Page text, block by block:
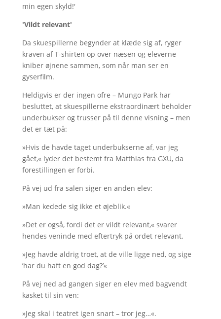
min egen skyld!'
'Vildt relevant'
Da skuespillerne begynder at klæde sig af, ryger
kraven af T-shirten op over næsen og eleverne
kniber øjnene sammen, som når man ser en
gyserfilm.
Heldigvis er der ingen ofre – Mungo Park har
besluttet, at skuespillerne ekstraordinært beholder
underbukser og trusser på til denne visning – men
det er tæt på:
»Hvis de havde taget underbukserne af, var jeg
gået,« lyder det bestemt fra Matthias fra GXU, da
forestillingen er forbi.
På vej ud fra salen siger en anden elev:
»Man kedede sig ikke et øjeblik.«
»Det er også, fordi det er vildt relevant,« svarer
hendes veninde med eftertryk på ordet relevant.
»Jeg havde aldrig troet, at de ville ligge ned, og sige
’har du haft en god dag?’«
På vej ned ad gangen siger en elev med bagvendt
kasket til sin ven:
»Jeg skal i teatret igen snart – tror jeg…«.